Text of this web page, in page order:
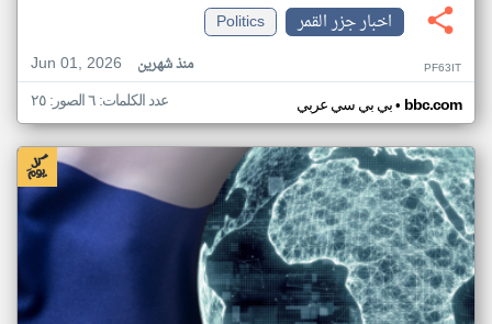
اخبار جزر القمر
Politics
Jun 01, 2026
منذ شهرين PF63IT
بي بي سي عربي• bbc.com عدد الكلمات: ٦ الصور: ٢٥